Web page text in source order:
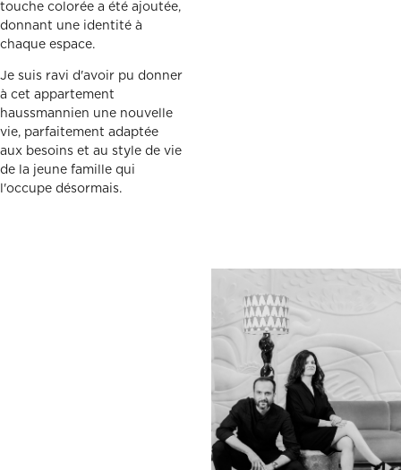
touche colorée a été ajoutée,
donnant une identité à
chaque espace.
Je suis ravi d'avoir pu donner
à cet appartement
haussmannien une nouvelle
vie, parfaitement adaptée
aux besoins et au style de vie
de la jeune famille qui
l'occupe désormais.